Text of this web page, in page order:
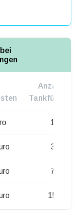
Anzahl d.
Tankfüllungen
15
30
75
150